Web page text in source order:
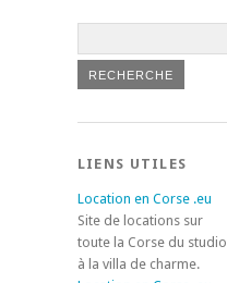
LIENS UTILES
Location en Corse .eu
Site de locations sur
toute la Corse du studio
à la villa de charme.